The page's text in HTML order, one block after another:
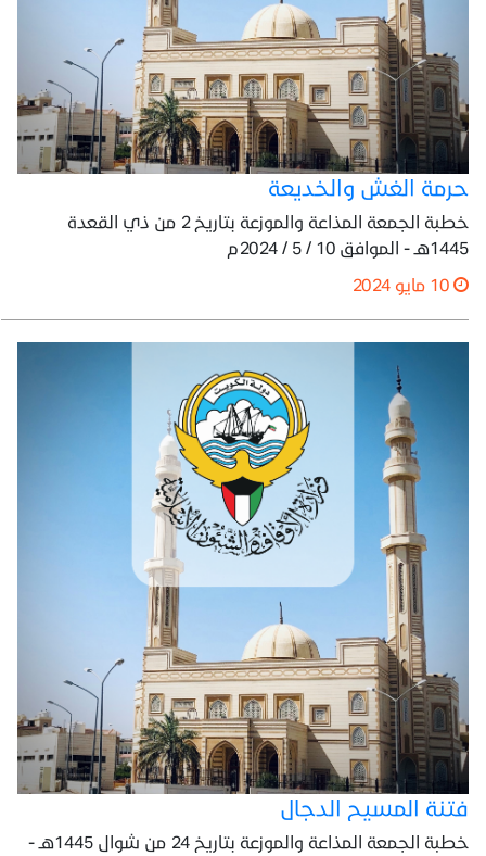
حرمة الغش والخديعة
خطبة الجمعة المذاعة والموزعة بتاريخ 2 من ذي القعدة
1445هـ - الموافق 10 / 5 / 2024م
فتنة المسيح الدجال
خطبة الجمعة المذاعة والموزعة بتاريخ 24 من شوال 1445هـ -